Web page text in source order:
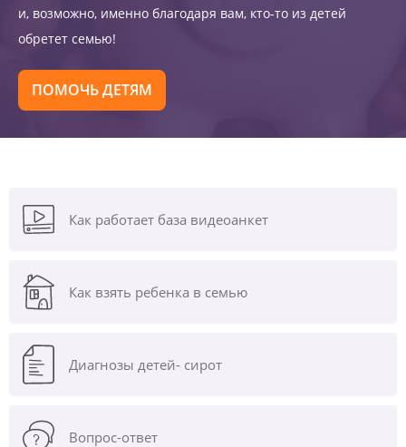
и, возможно, именно благодаря вам, кто-то из детей
обретет семью!
ПОМОЧЬ ДЕТЯМ
Как работает база видеоанкет
Как взять ребенка в семью
Диагнозы детей- сирот
Вопрос-ответ